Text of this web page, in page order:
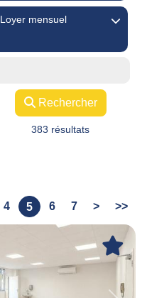
Loyer mensuel
Rechercher
383 résultats
4 5 6 7 > >>